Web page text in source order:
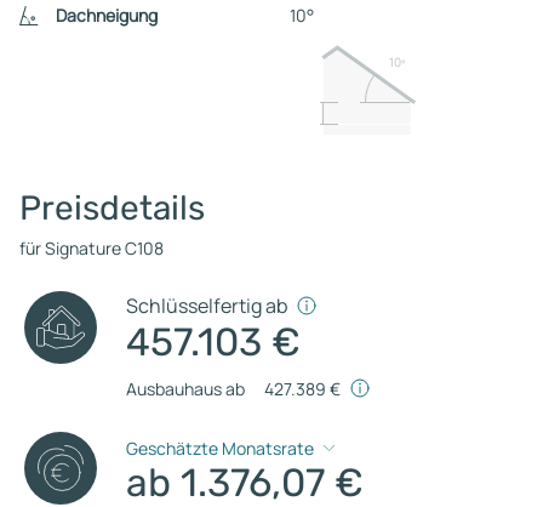
Dachneigung
10°
10º
Preisdetails
für Signature C108
Schlüsselfertig ab
457.103 €
Ausbauhaus ab 427.389 €
Geschätzte Monatsrate
ab 1.376,07 €